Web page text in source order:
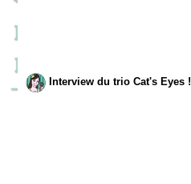
Interview du trio Cat's Eyes !